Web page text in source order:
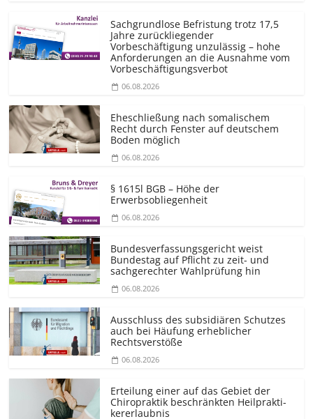
Sachgrundlose Befristung trotz 17,5
Jahre zurückliegender
Vorbeschäftigung unzulässig – hohe
Anforderungen an die Ausnahme vom
Vorbeschäf­tigungsverbot
06.08.2026
Eheschließung nach somalischem
Recht durch Fenster auf deutschem
Boden möglich
06.08.2026
§ 1615l BGB – Höhe der
Erwerbsobliegenheit
06.08.2026
Bundesver­fassungsgericht weist
Bundestag auf Pflicht zu zeit- und
sachgerechter Wahlprüfung hin
06.08.2026
Ausschluss des subsidiären Schutzes
auch bei Häufung erheblicher
Rechtsverstöße
06.08.2026
Erteilung einer auf das Gebiet der
Chiropraktik beschränkten Heilprakti­
kererlaubnis